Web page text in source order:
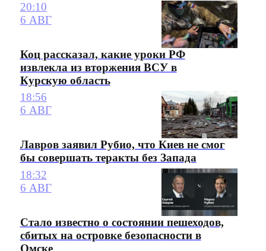
20:10
6 АВГ
Коц рассказал, какие уроки РФ
извлекла из вторжения ВСУ в
Курскую область
18:56
6 АВГ
Лавров заявил Рубио, что Киев не смог
бы совершать теракты без Запада
18:32
6 АВГ
Стало известно о состоянии пешеходов,
сбитых на островке безопасности в
Омске